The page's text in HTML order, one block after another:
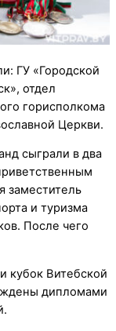
ГУ «Городской
отдел
горисполкома
Церкви.
сыграли в два
заместитель
и туризма
После чего
кубок Витебской
дипломами